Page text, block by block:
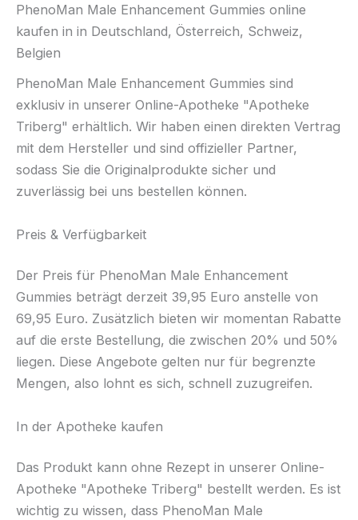
PhenoMan Male Enhancement Gummies online
kaufen in in Deutschland, Österreich, Schweiz,
Belgien
PhenoMan Male Enhancement Gummies sind
exklusiv in unserer Online-Apotheke "Apotheke
Triberg" erhältlich. Wir haben einen direkten Vertrag
mit dem Hersteller und sind offizieller Partner,
sodass Sie die Originalprodukte sicher und
zuverlässig bei uns bestellen können.
Preis & Verfügbarkeit
Der Preis für PhenoMan Male Enhancement
Gummies beträgt derzeit 39,95 Euro anstelle von
69,95 Euro. Zusätzlich bieten wir momentan Rabatte
auf die erste Bestellung, die zwischen 20% und 50%
liegen. Diese Angebote gelten nur für begrenzte
Mengen, also lohnt es sich, schnell zuzugreifen.
In der Apotheke kaufen
Das Produkt kann ohne Rezept in unserer Online-
Apotheke "Apotheke Triberg" bestellt werden. Es ist
wichtig zu wissen, dass PhenoMan Male